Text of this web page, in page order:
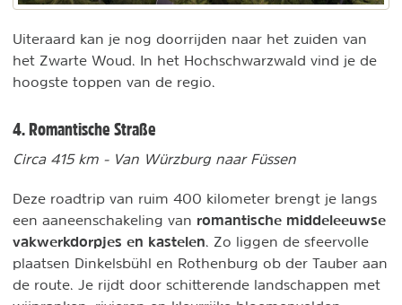
Uiteraard kan je nog doorrijden naar het zuiden van
het Zwarte Woud. In het Hochschwarzwald vind je de
hoogste toppen van de regio.
4. Romantische Straße
Circa 415 km - Van Würzburg naar Füssen
Deze roadtrip van ruim 400 kilometer brengt je langs
een aaneenschakeling van romantische middeleeuwse
vakwerkdorpjes en kastelen. Zo liggen de sfeervolle
plaatsen Dinkelsbühl en Rothenburg ob der Tauber aan
de route. Je rijdt door schitterende landschappen met